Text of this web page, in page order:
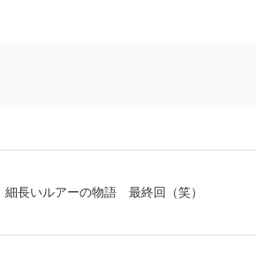
細長いルアーの物語 最終回（笑）